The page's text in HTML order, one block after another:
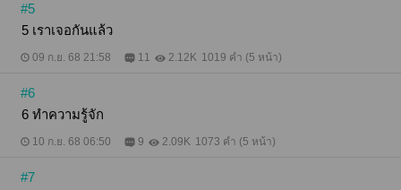
#5
5 เราเจอกันแล้ว
09 ก.ย. 68 21:58 11 2.12K 1019 คำ (5 หน้า)
#6
6 ทำความรู้จัก
10 ก.ย. 68 06:50 9 2.09K 1073 คำ (5 หน้า)
#7